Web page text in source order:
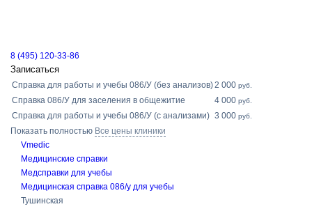
8 (495) 120-33-86
Записаться
Справка для работы и учебы 086/У (без анализов)2 000 руб.
Справка 086/У для заселения в общежитие 4 000 руб.
Справка для работы и учебы 086/У (с анализами) 3 000 руб.
Показать полностью Все цены клиники
Vmedic
Медицинские справки
Медсправки для учебы
Медицинская справка 086/у для учебы
Тушинская